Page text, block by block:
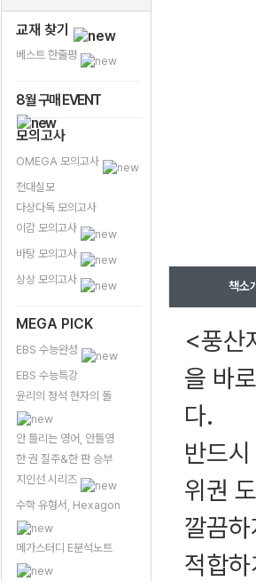
교재 찾기
베스트 한줄평
8월 구매 EVENT
모의고사
OMEGA 모의고사
전대실모
다상다독 모의고사
이감 모의고사
바탕 모의고사
상상 모의고사
MEGA PICK
EBS 수능완성
EBS 수능특강
윤리의 정석 현자의 돌
안 틀리는 영어, 안틀영
한 권 질주&한 판 승부
지인선 시리즈
수학 유형서, Hexagon
메가스터디 E분석노트
책소
<풍산
을 바
다.
반드
위권
깔끔
적합